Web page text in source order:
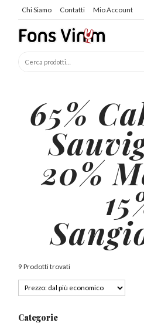
Chi Siamo Contatti Mio Account
65%
20%
9 Prodotti trovati
Categorie